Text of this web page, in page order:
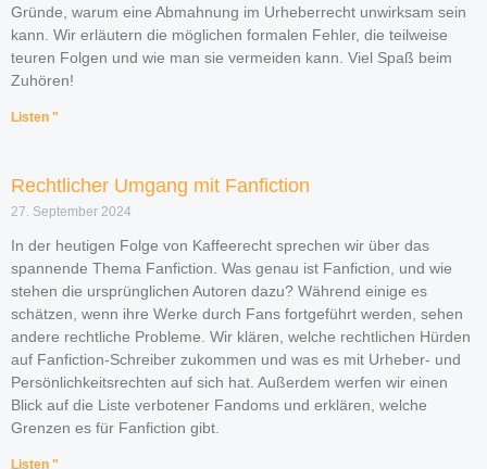
Gründe, warum eine Abmahnung im Urheberrecht unwirksam sein
kann. Wir erläutern die möglichen formalen Fehler, die teilweise
teuren Folgen und wie man sie vermeiden kann. Viel Spaß beim
Zuhören!
Listen "
Rechtlicher Umgang mit Fanfiction
27. September 2024
In der heutigen Folge von Kaffeerecht sprechen wir über das
spannende Thema Fanfiction. Was genau ist Fanfiction, und wie
stehen die ursprünglichen Autoren dazu? Während einige es
schätzen, wenn ihre Werke durch Fans fortgeführt werden, sehen
andere rechtliche Probleme. Wir klären, welche rechtlichen Hürden
auf Fanfiction-Schreiber zukommen und was es mit Urheber- und
Persönlichkeitsrechten auf sich hat. Außerdem werfen wir einen
Blick auf die Liste verbotener Fandoms und erklären, welche
Grenzen es für Fanfiction gibt.
Listen "